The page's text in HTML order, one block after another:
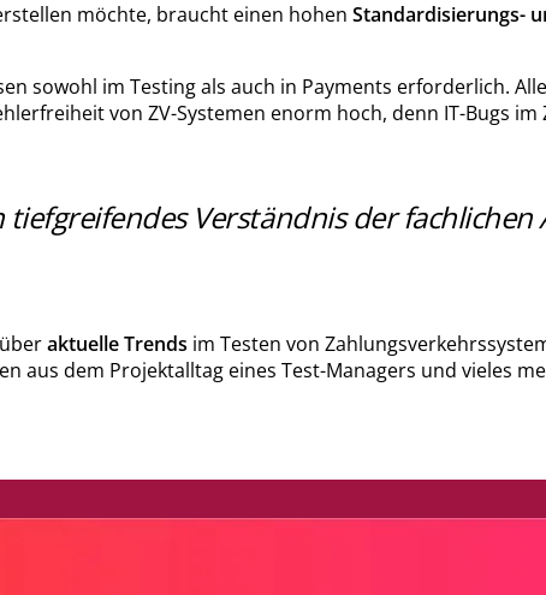
möchte, braucht einen hohen Standardisierungs-
sowohl im Testing als auch in Payments erforderlich.
von ZV-Systemen enorm hoch, denn IT-Bugs
Verständnis der
aktuelle Trends im Testen von
aus dem Projektalltag eines Test-Managers und vieles